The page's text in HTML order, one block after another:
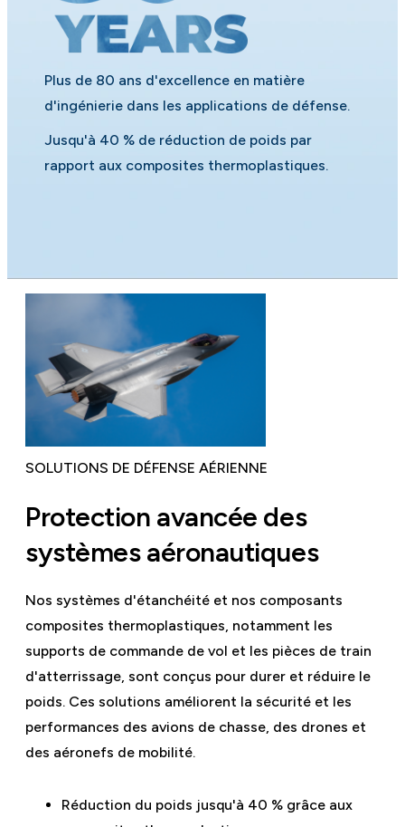
Plus de 80 ans d'excellence en matière
d'ingénierie dans les applications de défense.
Jusqu'à 40 % de réduction de poids par
rapport aux composites thermoplastiques.
SOLUTIONS DE DÉFENSE AÉRIENNE
Protection avancée des
systèmes aéronautiques
Nos systèmes d'étanchéité et nos composants
composites thermoplastiques, notamment les
supports de commande de vol et les pièces de train
d'atterrissage, sont conçus pour durer et réduire le
poids. Ces solutions améliorent la sécurité et les
performances des avions de chasse, des drones et
des aéronefs de mobilité.
Réduction du poids jusqu'à 40 % grâce aux